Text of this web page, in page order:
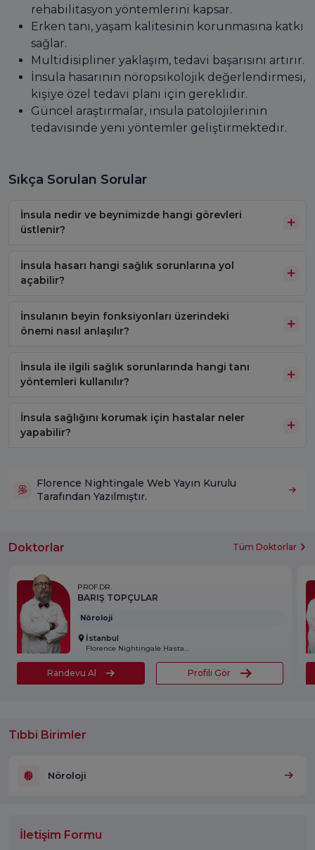
rehabilitasyon yöntemlerini kapsar.
Erken tanı, yaşam kalitesinin korunmasına katkı
sağlar.
Multidisipliner yaklaşım, tedavi başarısını artırır.
İnsula hasarının nöropsikolojik değerlendirmesi,
kişiye özel tedavi planı için gereklidir.
Güncel araştırmalar, insula patolojilerinin
tedavisinde yeni yöntemler geliştirmektedir.
Sıkça Sorulan Sorular
İnsula nedir ve beynimizde hangi görevleri
üstlenir?
İnsula hasarı hangi sağlık sorunlarına yol
açabilir?
İnsulanın beyin fonksiyonları üzerindeki
önemi nasıl anlaşılır?
İnsula ile ilgili sağlık sorunlarında hangi tanı
yöntemleri kullanılır?
İnsula sağlığını korumak için hastalar neler
yapabilir?
Florence Nightingale Web Yayın Kurulu
Tarafından Yazılmıştır.
Doktorlar Tüm Doktorlar
PROF.DR.
BARIŞ TOPÇULAR
Nöroloji
İstanbul
Florence Nightingale Hastanesi
Randevu Al Profili Gör
Tıbbi Birimler
Nöroloji
İletişim Formu